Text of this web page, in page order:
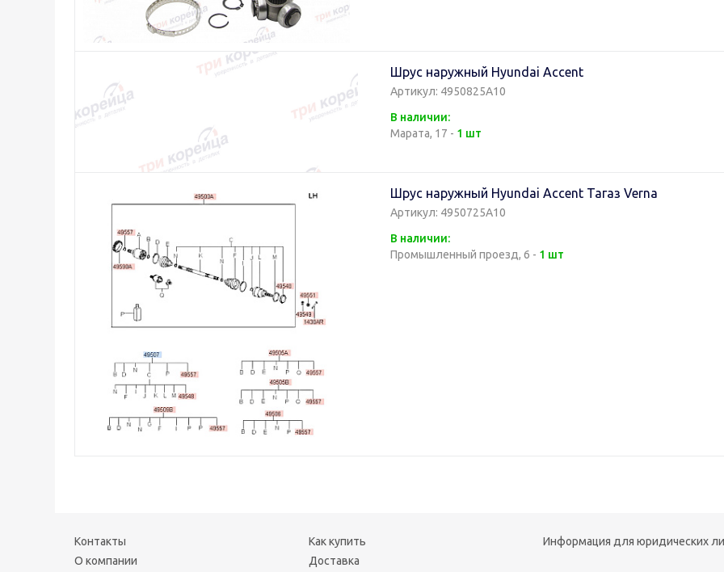
Шрус наружный Hyundai Accent
Артикул: 4950825A10
В наличии:
Марата, 17 - 1 шт
Шрус наружный Hyundai Accent Тагаз Verna
Артикул: 4950725A10
В наличии:
Промышленный проезд, 6 - 1 шт
Контакты
О компании
Как купить
Доставка
Информация для юридических